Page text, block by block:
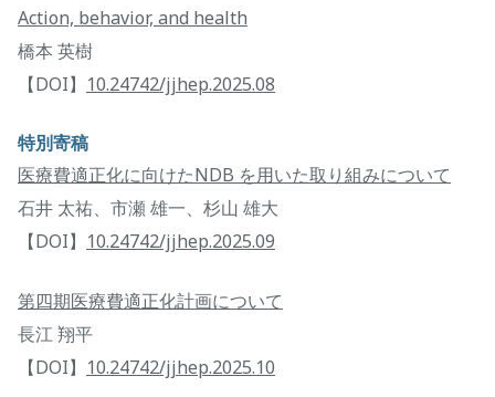
Action, behavior, and health
橋本 英樹
【DOI】 10.24742/jjhep.2025.08
特別寄稿
医療費適正化に向けたNDB を用いた取り組みについて
石井 太祐、市瀬 雄一、杉山 雄大
【DOI】 10.24742/jjhep.2025.09
第四期医療費適正化計画について
長江 翔平
【DOI】 10.24742/jjhep.2025.10